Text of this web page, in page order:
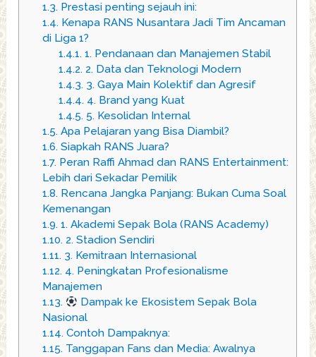
1.3.Prestasi penting sejauh ini:
1.4.Kenapa RANS Nusantara Jadi Tim Ancaman
di Liga 1?
1.4.1.1. Pendanaan dan Manajemen Stabil
1.4.2.2. Data dan Teknologi Modern
1.4.3.3. Gaya Main Kolektif dan Agresif
1.4.4.4. Brand yang Kuat
1.4.5.5. Kesolidan Internal
1.5.Apa Pelajaran yang Bisa Diambil?
1.6.Siapkah RANS Juara?
1.7.Peran Raffi Ahmad dan RANS Entertainment:
Lebih dari Sekadar Pemilik
1.8.Rencana Jangka Panjang: Bukan Cuma Soal
Kemenangan
1.9.1. Akademi Sepak Bola (RANS Academy)
1.10.2. Stadion Sendiri
1.11.3. Kemitraan Internasional
1.12.4. Peningkatan Profesionalisme
Manajemen
1.13.
Dampak ke Ekosistem Sepak Bola
Nasional
1.14.Contoh Dampaknya:
1.15.Tanggapan Fans dan Media: Awalnya